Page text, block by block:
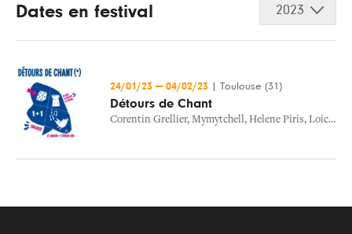
Dates en festival 2023
24/01/23 — 04/02/23 Toulouse (31)
Détours de Chant
Corentin Grellier, Mymytchell, Helene Piris, Loic Lantoine